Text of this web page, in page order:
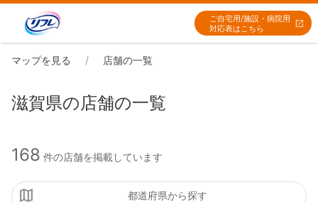
ご自宅用/施設・病院用
対応表はこちら
マップを見る 店舗の一覧
滋賀県の店舗の一覧
168 件の店舗を掲載しています
都道府県から探す